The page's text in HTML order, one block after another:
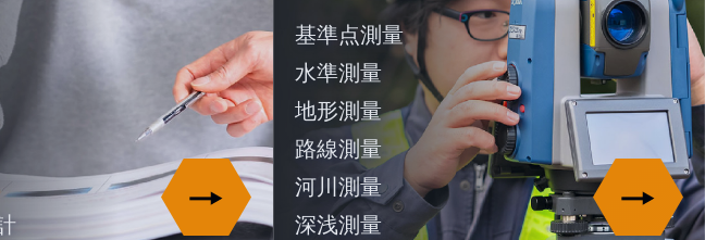
基準点測量
水準測量
地形測量
路線測量
河川測量
深浅測量